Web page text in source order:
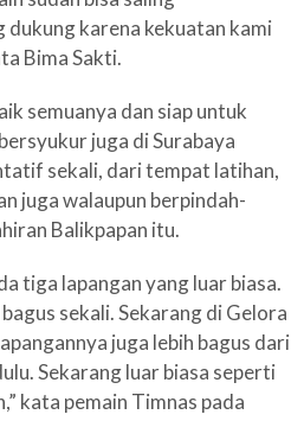
dukung karena kekuatan kami
Bima Sakti.
semuanya dan siap untuk
juga di Surabaya
sekali, dari tempat latihan,
juga walaupun berpindah-
Balikpapan itu.
tiga lapangan yang luar biasa.
sekali. Sekarang di Gelora
juga lebih bagus dari
Sekarang luar biasa seperti
kata pemain Timnas pada